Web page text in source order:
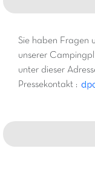
Sie haben Fragen
unserer
unter dieser
Pressekontakt :